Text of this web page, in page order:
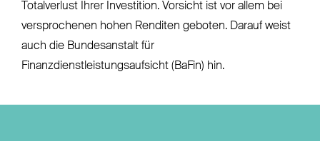
Totalverlust Ihrer Investition. Vorsicht ist vor allem bei
versprochenen hohen Renditen geboten. Darauf weist
auch die Bundesanstalt für
Finanzdienstleistungsaufsicht (BaFin) hin.